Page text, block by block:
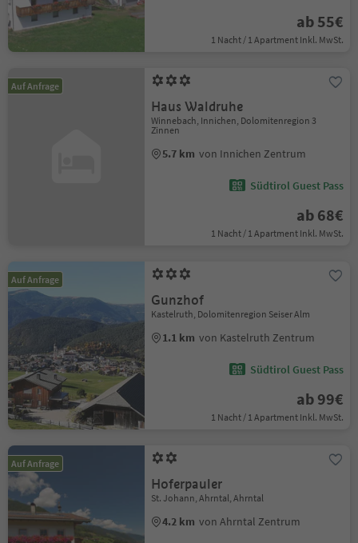
ab 55€
1 Nacht / 1 Apartment Inkl. MwSt.
Auf Anfrage
Haus Waldruhe
Winnebach, Innichen, Dolomitenregion 3
Zinnen
5.7 km von Innichen Zentrum
Südtirol Guest Pass
ab 68€
1 Nacht / 1 Apartment Inkl. MwSt.
Auf Anfrage
Gunzhof
Kastelruth, Dolomitenregion Seiser Alm
1.1 km von Kastelruth Zentrum
Südtirol Guest Pass
ab 99€
1 Nacht / 1 Apartment Inkl. MwSt.
Auf Anfrage
Hoferpauler
St. Johann, Ahrntal, Ahrntal
4.2 km von Ahrntal Zentrum